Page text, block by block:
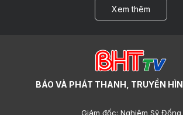
Xem thêm
BÁO VÀ PHÁT THANH, TRUYỀN
Giám đốc: Nghiêm Sỹ Đống